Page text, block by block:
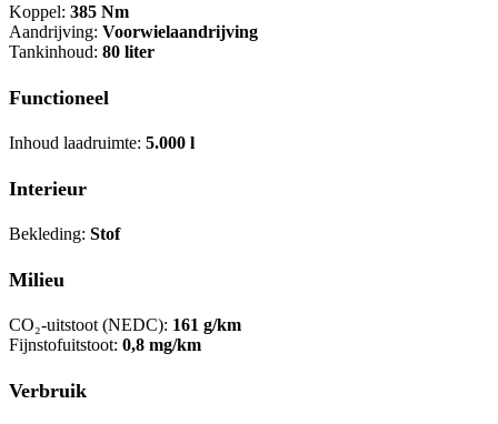
Koppel: 385 Nm
Aandrijving: Voorwielaandrijving
Tankinhoud: 80 liter
Functioneel
Inhoud laadruimte: 5.000 l
Interieur
Bekleding: Stof
Milieu
CO₂-uitstoot (NEDC): 161 g/km
Fijnstofuitstoot: 0,8 mg/km
Verbruik